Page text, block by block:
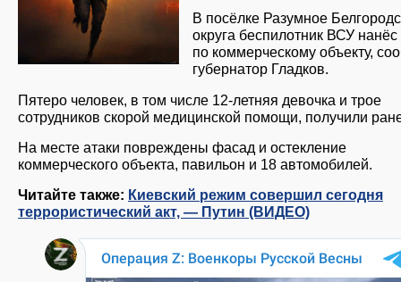
В посёлке Разумное
округа беспилотник ВСУ нанёс
по коммерческому объекту,
губернатор Гладков.
Пятеро человек, в том числе 12-летняя девочка и трое
сотрудников скорой медицинской помощи, получили
На месте атаки повреждены фасад и остекление
коммерческого объекта, павильон и 18 автомобилей.
Читайте также: Киевский режим совершил сегодня
террористический акт, — Путин (ВИДЕО)